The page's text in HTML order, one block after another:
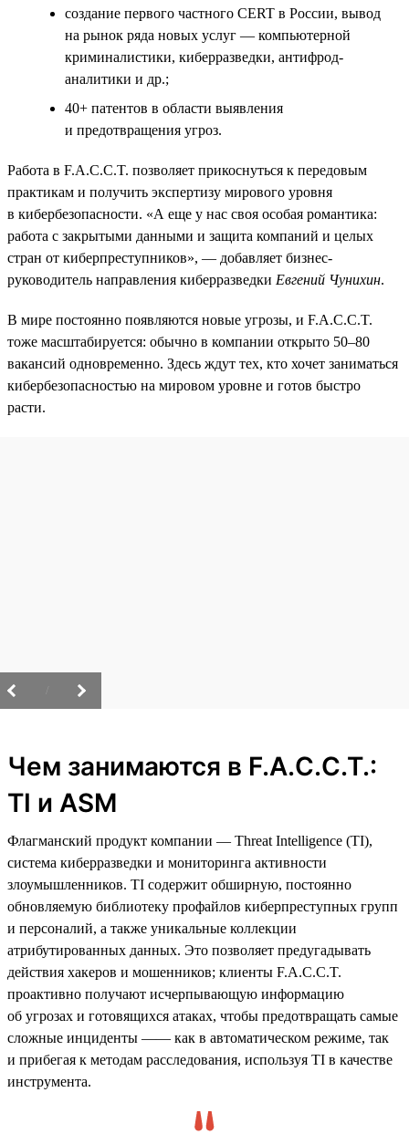
создание первого частного СERT в России, вывод
на рынок ряда новых услуг — компьютерной
криминалистики, киберразведки, антифрод-
аналитики и др.;
40+ патентов в области выявления
и предотвращения угроз.
Работа в F.A.C.C.T. позволяет прикоснуться к передовым
практикам и получить экспертизу мирового уровня
в кибербезопасности. «А еще у нас своя особая романтика:
работа с закрытыми данными и защита компаний и целых
стран от киберпреступников», — добавляет бизнес-
руководитель направления киберразведки Евгений Чунихин.
В мире постоянно появляются новые угрозы, и F.A.C.C.T.
тоже масштабируется: обычно в компании открыто 50–80
вакансий одновременно. Здесь ждут тех, кто хочет заниматься
кибербезопасностью на мировом уровне и готов быстро
расти.
Чем занимаются в F.A.C.C.T.:
TI и ASM
Флагманский продукт компании — Threat Intelligence (TI),
система киберразведки и мониторинга активности
злоумышленников. TI содержит обширную, постоянно
обновляемую библиотеку профайлов киберпреступных групп
и персоналий, а также уникальные коллекции
атрибутированных данных. Это позволяет предугадывать
действия хакеров и мошенников; клиенты F.A.C.C.T.
проактивно получают исчерпывающую информацию
об угрозах и готовящихся атаках, чтобы предотвращать самые
сложные инциденты —— как в автоматическом режиме, так
и прибегая к методам расследования, используя TI в качестве
инструмента.